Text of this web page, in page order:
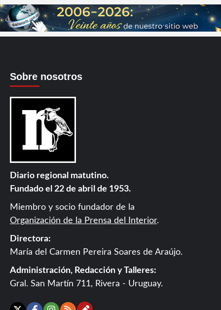
Sobre nosotros
Diario regional matutino.
Fundado el 22 de abril de 1953.
Miembro y socio fundador de la
Organización de la Prensa del Interior.
Directora:
María del Carmen Pereira Soares de Araújo.
Administración, Redacción y Talleres:
Gral. San Martín 711, Rivera - Uruguay.